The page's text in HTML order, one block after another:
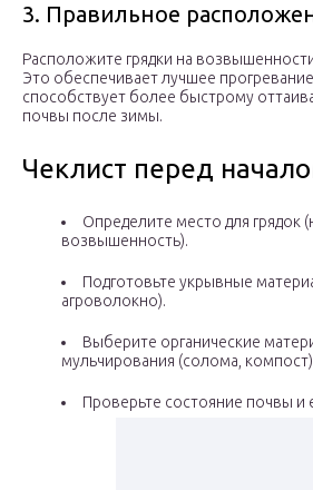
3. Правильное
Расположите грядки на
Это обеспечивает лучшее
способствует более быстрому
почвы после зимы.
Чеклист перед
Определите место для грядок
возвышенность).
Подготовьте укрывные
агроволокно).
Выберите органические
мульчирования (солома,
Проверьте состояние почвы и